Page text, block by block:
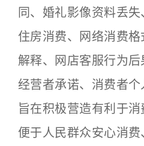
同、婚礼影像资料丢失
住房消费、网络消费
解释、网店客服行为后
经营者承诺、消费者个
旨在积极营造有利于消
便于人民群众安心消